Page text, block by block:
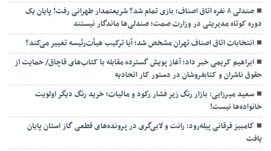
صندلی ۸ نفره اتاق اصناف؛ بازی تمام شد؟ شریعتمدار طهرانی رفت! پایان یک
دوره کوتاه مدیریتی در وزارت صمت؛ صندلی‌ها ماندگار نیستند
انتخابات اتاق اصناف تهران مشخص شد؛ آیا ترکیب هیأت‌رئیسه تغییر می‌کند؟
ابراهیم کریمی خبر داد؛ آغاز پویش گسترده مقابله با کتاب‌های قاچاق/ حمایت از
حقوق ناشران و کتابفروشان در دستور کار اتحادیه
سعید میرزایی: بازار رنگ زیر فشار رکود و مالیات؛ خرید رنگ دیگر اولویت
خانواده‌ها نیست!
کامبیز فرقانی پیله‌رود: رانت و لابی‌گری در پرونده‌های قطعی گاز استان پایان
یافت